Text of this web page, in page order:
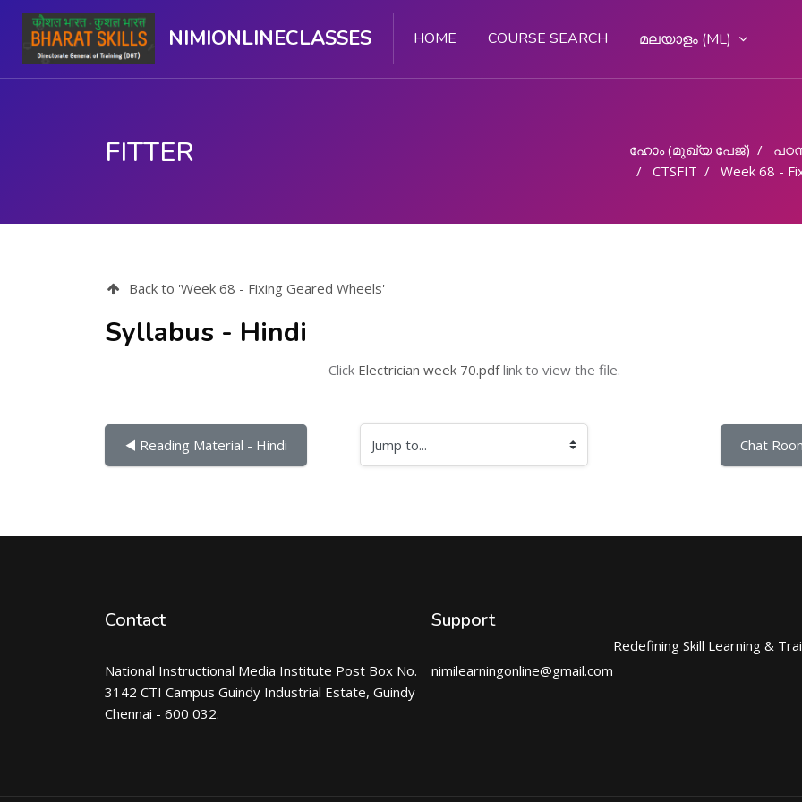
NIMIONLINECLASSES HOME COURSE SEARCH മലയാളം ‎(ML)‎
FITTER ഹോം (മുഖ്യ പേജ്‌)
CTSFIT
Week 68 - Fixing
Back to 'Week 68 - Fixing Geared Wheels'
Syllabus - Hindi
Click Electrician week 70.pdflink to view the file.
◀︎ Reading Material - Hindi Jump to... Chat
Contact
National Instructional Media Institute Post Box No.
3142 CTI Campus Guindy Industrial Estate, Guindy
Chennai - 600 032.
Support
nimilearningonline@gmail.com
Redefining Skill Learning &